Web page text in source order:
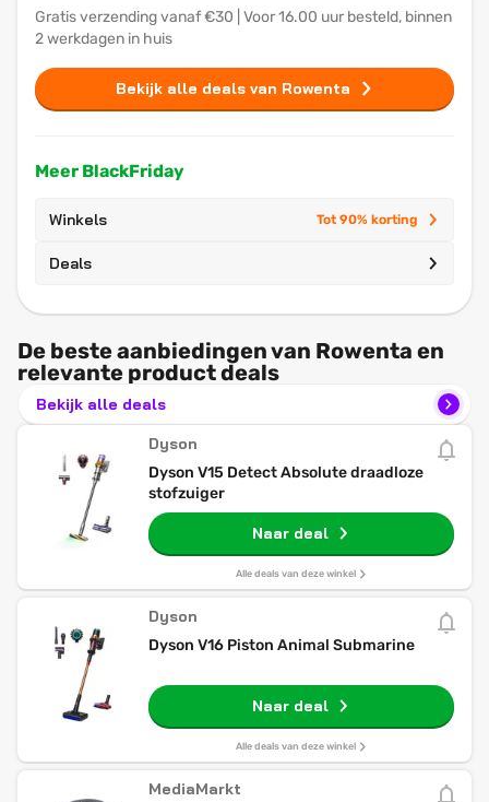
Gratis verzending vanaf €30 | Voor 16.00 uur besteld, binnen
2 werkdagen in huis
Bekijk alle deals van Rowenta
Meer BlackFriday
Winkels Tot 90% korting
Deals
De beste aanbiedingen van Rowenta en
relevante product deals
Bekijk alle deals
Dyson
Dyson V15 Detect Absolute draadloze
stofzuiger
Naar deal
Alle deals van deze winkel
Dyson
Dyson V16 Piston Animal Submarine
Naar deal
Alle deals van deze winkel
MediaMarkt